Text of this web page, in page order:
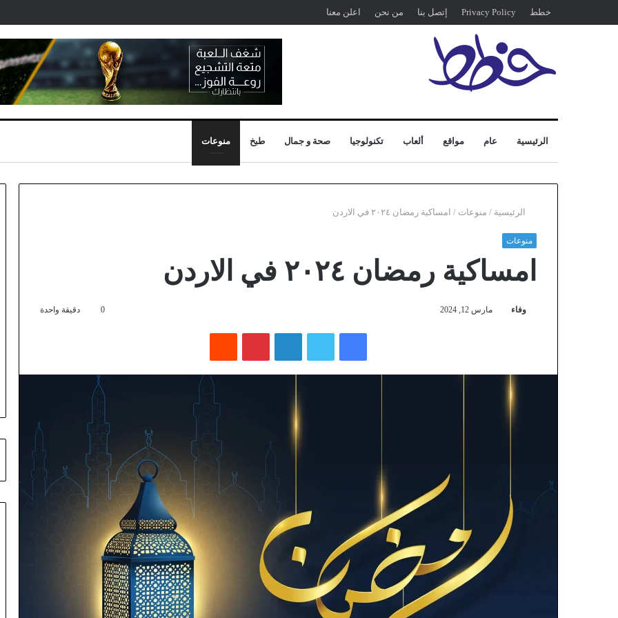
خطط Privacy Policy إتصل بنا من نحن اعلن معنا
الرئيسية عام مواقع ألعاب تكنولوجيا صحة و جمال طبخ منوعات
الرئيسية / منوعات / امساكية رمضان ٢٠٢٤ في الاردن
منوعات
امساكية رمضان ٢٠٢٤ في الاردن
وفاء مارس 12, 2024 0 دقيقة واحدة
فيسبوك لينكدإن بينتيريست